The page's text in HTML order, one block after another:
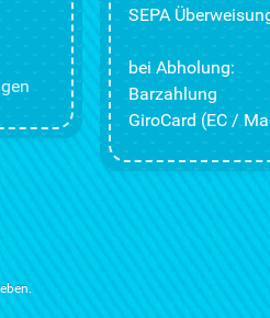
SEPA
bei Abholung:
Barzahlung
GiroCard (EC /